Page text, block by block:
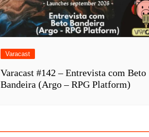
Varacast
Varacast #142 – Entrevista com Beto
Bandeira (Argo – RPG Platform)